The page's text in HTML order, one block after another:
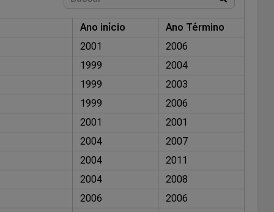
Ano início
Ano Término
2001
2006
1999
2004
1999
2003
1999
2006
2001
2001
2004
2007
2004
2011
2004
2008
2006
2006